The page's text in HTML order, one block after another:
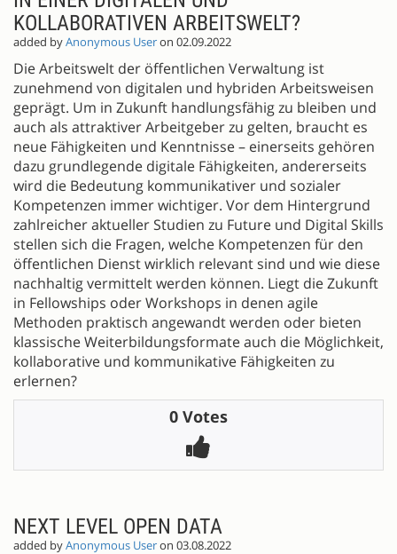
KOLLABORATIVEN ARBEITSWELT?
added byAnonymous Useron 02.09.2022
Die Arbeitswelt der öffentlichen Verwaltung ist
zunehmend von digitalen und hybriden Arbeitsweisen
geprägt. Um in Zukunft handlungsfähig zu bleiben und
auch als attraktiver Arbeitgeber zu gelten, braucht es
neue Fähigkeiten und Kenntnisse – einerseits gehören
dazu grundlegende digitale Fähigkeiten, andererseits
wird die Bedeutung kommunikativer und sozialer
Kompetenzen immer wichtiger. Vor dem Hintergrund
zahlreicher aktueller Studien zu Future und Digital Skills
stellen sich die Fragen, welche Kompetenzen für den
öffentlichen Dienst wirklich relevant sind und wie diese
nachhaltig vermittelt werden können. Liegt die Zukunft
in Fellowships oder Workshops in denen agile
Methoden praktisch angewandt werden oder bieten
klassische Weiterbildungsformate auch die Möglichkeit,
kollaborative und kommunikative Fähigkeiten zu
erlernen?
0 Votes
NEXT LEVEL OPEN DATA
added byAnonymous Useron 03.08.2022